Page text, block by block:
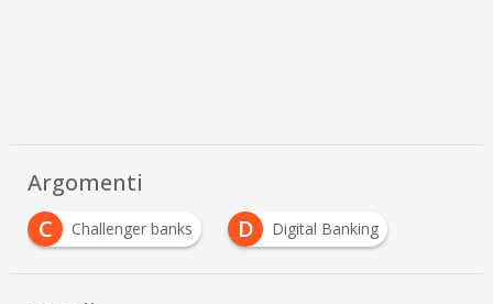
Argomenti
C
Challenger banks D Digital Banking